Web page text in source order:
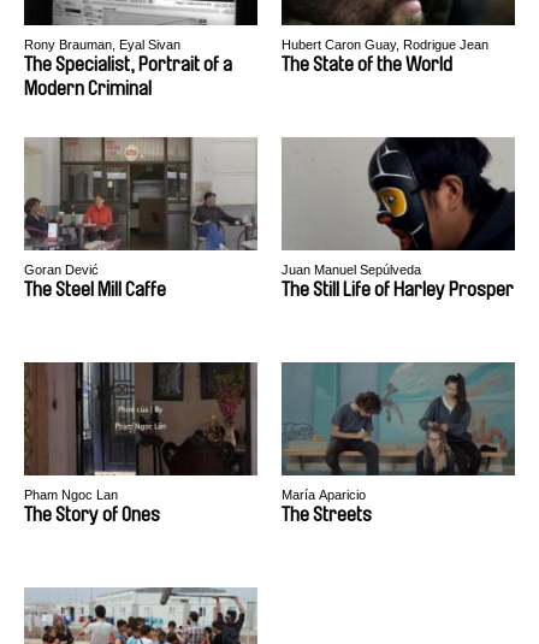
Rony Brauman, Eyal Sivan
The Specialist, Portrait of a
Modern Criminal
Hubert Caron Guay, Rodrigue Jean
The State of the World
Goran Dević
The Steel Mill Caffe
Juan Manuel Sepúlveda
The Still Life of Harley Prosper
Pham Ngoc Lan
The Story of Ones
María Aparicio
The Streets